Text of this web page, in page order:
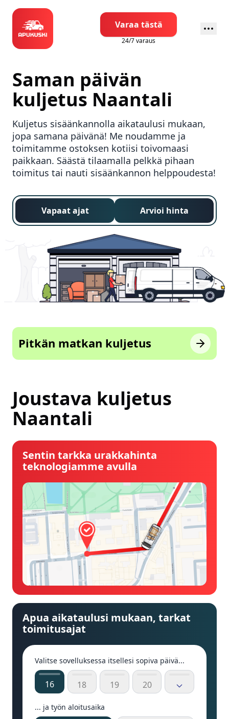
Varaa tästä
24/7 varaus
Saman päivän
kuljetus Naantali
Kuljetus sisäänkannolla aikataulusi mukaan,
jopa samana päivänä! Me noudamme ja
toimitamme ostoksen kotiisi toivomaasi
paikkaan. Säästä tilaamalla pelkkä pihaan
toimitus tai nauti sisäänkannon helppoudesta!
Vapaat ajat Arvioi hinta
Pitkän matkan kuljetus
Joustava kuljetus
Naantali
Sentin tarkka urakkahinta
teknologiamme avulla
Apua aikataulusi mukaan, tarkat
toimitusajat
Valitse sovelluksessa itsellesi sopiva päivä...
16 18 19 20
... ja työn aloitusaika